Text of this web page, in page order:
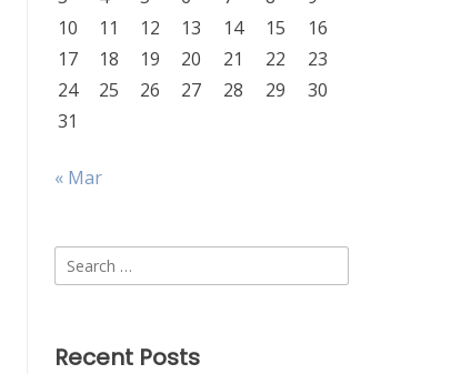
10
11 12 13 14 15
16
17
18 19 20 21 22
23
24
25 26 27 28 29
30
31
« Mar
Search
for:
Recent Posts